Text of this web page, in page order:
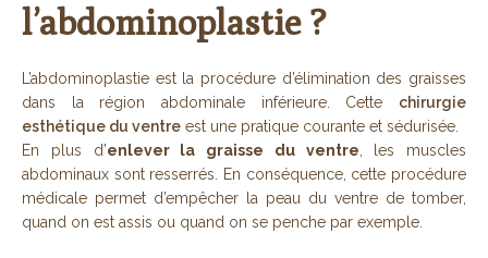
l’abdominoplastie ?
L’abdominoplastie est la procédure d’élimination des graisses
dans la région abdominale inférieure. Cette chirurgie
esthétique du ventre est une pratique courante et sédurisée.
En plus d’enlever la graisse du ventre , les muscles
abdominaux sont resserrés. En conséquence, cette procédure
médicale permet d’empêcher la peau du ventre de tomber,
quand on est assis ou quand on se penche par exemple.